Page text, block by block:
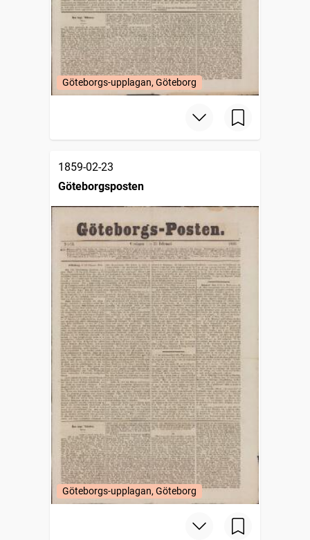
Göteborgs-upplagan, Göteborg
1859-02-23
Göteborgsposten
Göteborgs-upplagan, Göteborg